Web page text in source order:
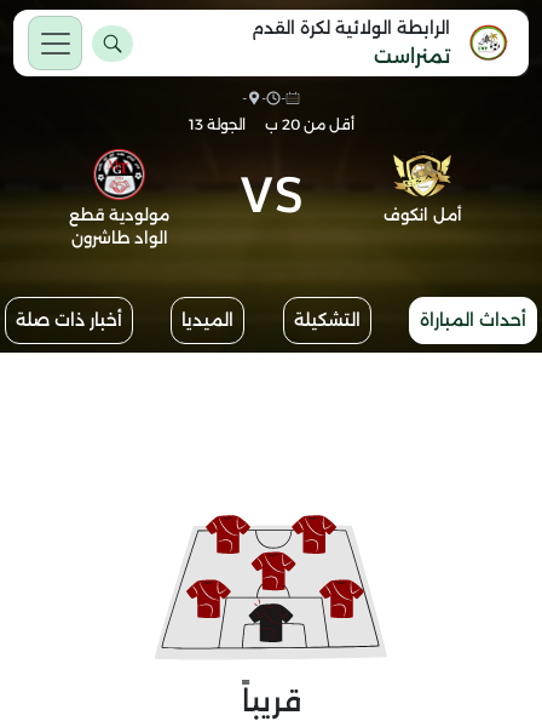
الرابطة الولائية لكرة القدم
تمنراست
-
-
-
أقل من 20 ب
الجولة 13
أمل انكوف VS
مولودية قطع
الواد طاشرون
أحداث المباراة التشكيلة الميديا أخبار ذات صلة
قريباً